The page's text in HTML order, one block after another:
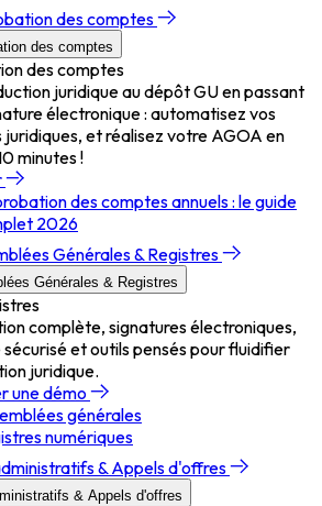
des comptes
des comptes
des comptes
juridique au dépôt GU en passant
électronique : automatisez vos
juridiques, et réalisez votre AGOA en
minutes !
des comptes annuels : le guide
2026
Générales & Registres
Générales & Registres
complète, signatures électroniques,
et outils pensés pour fluidifier
juridique.
une démo
générales
numériques
& Appels d'offres
& Appels d'offres